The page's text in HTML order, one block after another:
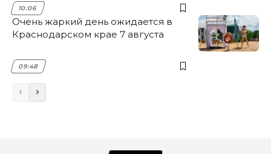
10:06
Очень жаркий день ожидается в
Краснодарском крае 7 августа
09:48